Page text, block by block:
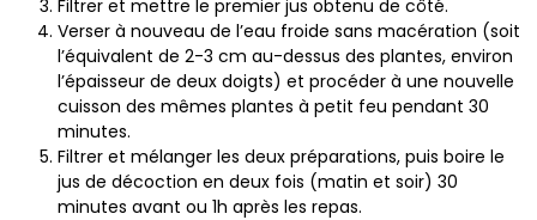
Filtrer et mettre le premier jus obtenu de côté.
Verser à nouveau de l’eau froide sans macération (soit
l’équivalent de 2-3 cm au-dessus des plantes, environ
l’épaisseur de deux doigts) et procéder à une nouvelle
cuisson des mêmes plantes à petit feu pendant 30
minutes.
Filtrer et mélanger les deux préparations, puis boire le
jus de décoction en deux fois (matin et soir) 30
minutes avant ou 1h après les repas.